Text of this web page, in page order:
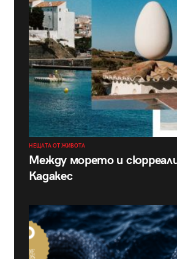
НЕЩАТА ОТ ЖИВОТА
Между морето и
Кадакес